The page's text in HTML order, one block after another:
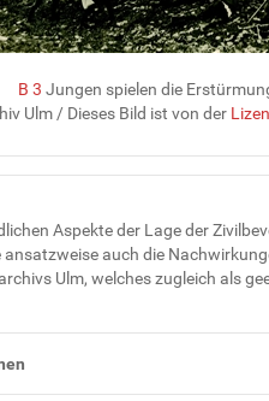
B 3 Jungen spielen die
Ulm / Dieses Bild ist von der
Aspekte der Lage der
auch die
Ulm, welches zugleich als